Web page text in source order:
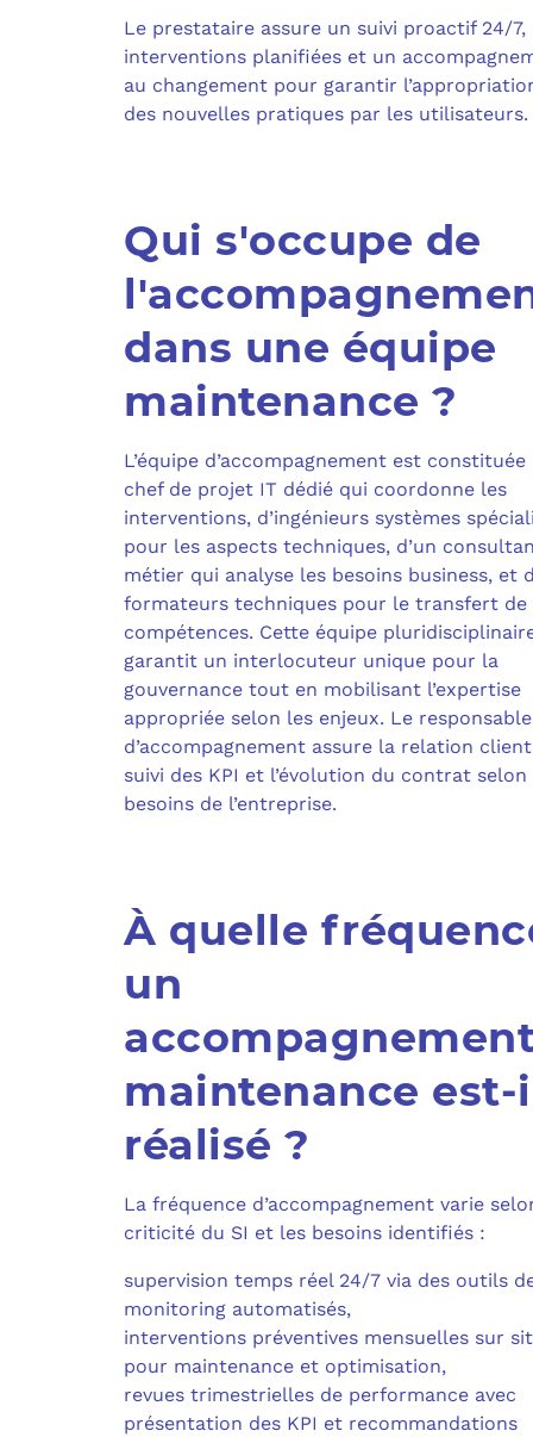
Le prestataire assure un suivi proactif 24/7,
interventions planifiées et un
au changement pour garantir
des nouvelles pratiques par les utilisateurs.
Qui s'occupe de
dans une équipe
maintenance ?
L’équipe d’accompagnement est constituée
chef de projet IT dédié qui coordonne les
interventions, d’ingénieurs systèmes
pour les aspects techniques, d’un
métier qui analyse les besoins business, et
formateurs techniques pour le transfert de
compétences. Cette équipe
garantit un interlocuteur unique pour la
gouvernance tout en mobilisant l’expertise
appropriée selon les enjeux. Le responsable
d’accompagnement assure la relation
suivi des KPI et l’évolution du contrat selon
besoins de l’entreprise.
À quelle
un
maintenance est-
réalisé ?
La fréquence d’accompagnement varie
criticité du SI et les besoins identifiés :
supervision temps réel 24/7 via des outils
monitoring automatisés,
interventions préventives mensuelles sur
pour maintenance et optimisation,
revues trimestrielles de performance avec
présentation des KPI et recommandations